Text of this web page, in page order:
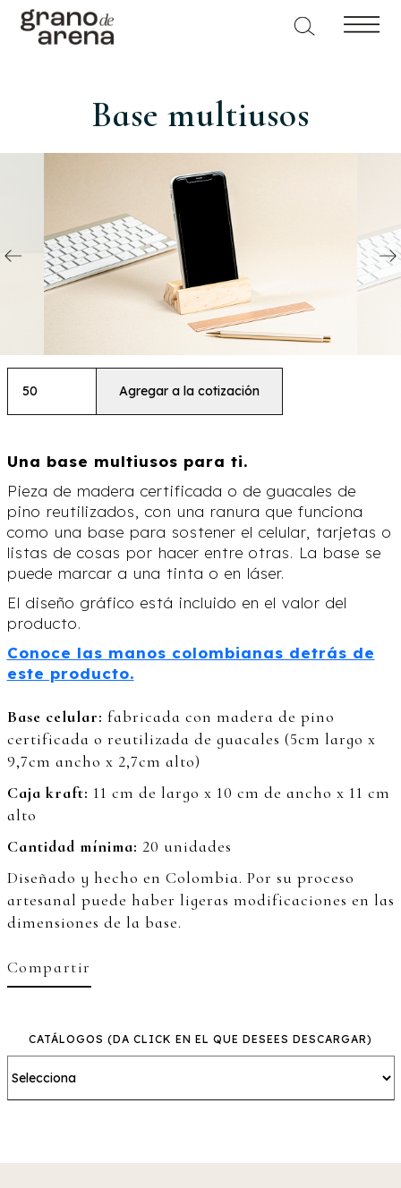
Base multiusos
Una base multiusos para ti.
Pieza de madera certificada o de guacales de
pino reutilizados, con una ranura que funciona
como una base para sostener el celular, tarjetas o
listas de cosas por hacer entre otras. La base se
puede marcar a una tinta o en láser.
El diseño gráfico está incluido en el valor del
producto.
Conoce las manos colombianas detrás de
este producto.
Base celular: fabricada con madera de pino
certificada o reutilizada de guacales (5cm largo x
9,7cm ancho x 2,7cm alto)
Caja kraft: 11 cm de largo x 10 cm de ancho x 11 cm
alto
Cantidad mínima: 20 unidades
Diseñado y hecho en Colombia. Por su proceso
artesanal puede haber ligeras modificaciones en las
dimensiones de la base.
Compartir
CATÁLOGOS (DA CLICK EN EL QUE DESEES DESCARGAR)